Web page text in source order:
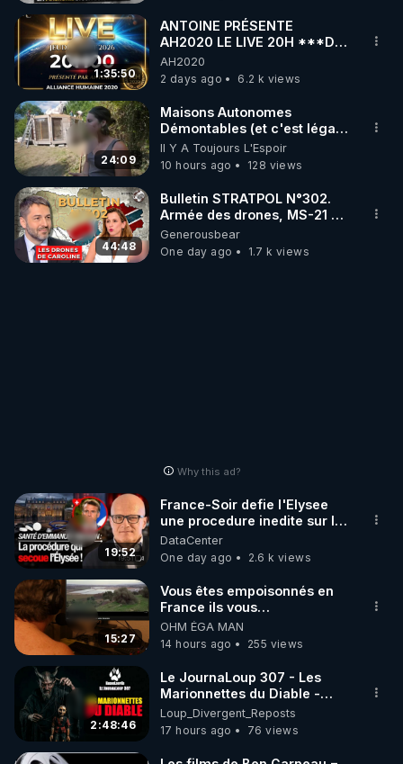
1:35:50
ANTOINE PRÉSENTE
AH2020 LE LIVE 20H ***DU
06/08/2026***
AH2020
2 days ago
6.2 k views
24:09
Maisons Autonomes
Démontables (et c'est légal).
Visite éco village en
Bretagne
Il Y A Toujours L'Espoir
10 hours ago
128 views
44:48
Bulletin STRATPOL N°302.
Armée des drones, MS-21 en
série, missiles coréens.
07.08.2026.
Generousbear
One day ago
1.7 k views
Why this ad?
19:52
France-Soir defie l'Elysee
une procedure inedite sur la
sante du president - Nexus
DataCenter
One day ago
2.6 k views
15:27
Vous êtes empoisonnés en
France ils vous
empoisonnent tranquille
OHM ÉGA MAN
14 hours ago
255 views
2:48:46
Le JournaLoup 307 - Les
Marionnettes du Diable -
Loup Divergent 2026.08.07
Loup_Divergent_Reposts
17 hours ago
76 views